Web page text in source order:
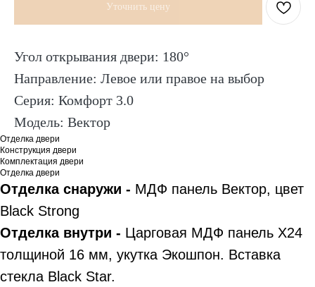
Уточнить цену
Угол открывания двери: 180°
Направление: Левое или правое на выбор
Серия: Комфорт 3.0
Модель: Вектор
Отделка двери
Конструкция двери
Комплектация двери
Отделка двери
Отделка снаружи - МДФ панель Вектор, цвет
Black Strong
Отделка внутри - Царговая МДФ панель X24
толщиной 16 мм, укутка Экошпон. Вставка
стекла Black Star.